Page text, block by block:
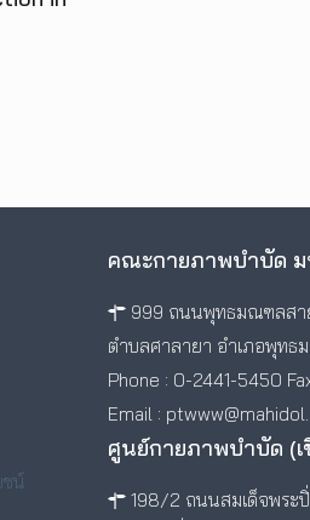
ชน์
คณะกายภาพบำบัด
999 ถนนพุทธมณฑลสา
ตำบลศาลายา อำเภอพุทธ
Phone : 0-2441-5450
Email :
ศูนย์กายภาพบำบัด (
198/2 ถนนสมเด็จพระปิ่